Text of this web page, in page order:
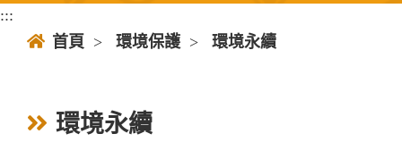
:::
首頁 > 環境保護 > 環境永續
環境永續